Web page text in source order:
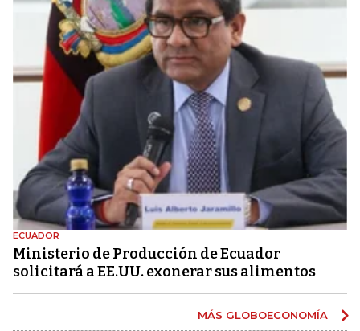
ECUADOR
Ministerio de Producción de Ecuador
solicitará a EE.UU. exonerar sus alimentos
MÁS GLOBOECONOMÍA